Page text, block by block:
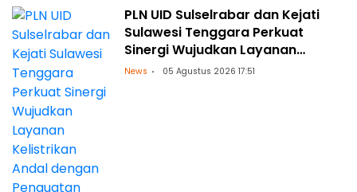
PLN UID Sulselrabar dan Kejati
Sulawesi Tenggara Perkuat
Sinergi Wujudkan Layanan
Kelistrikan Andal dengan
News 05 Agustus 2026 17:51